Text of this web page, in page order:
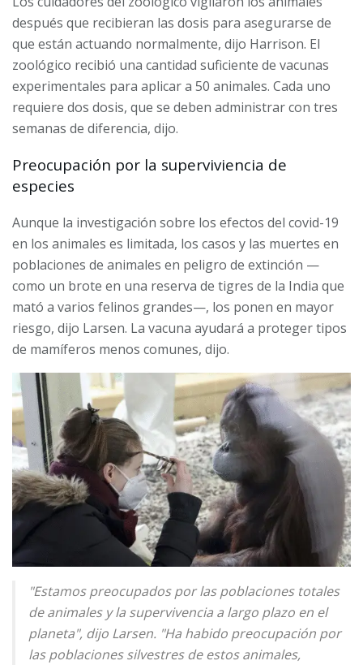
después que recibieran las dosis para asegurarse de
que están actuando normalmente, dijo Harrison. El
zoológico recibió una cantidad suficiente de vacunas
experimentales para aplicar a 50 animales. Cada uno
requiere dos dosis, que se deben administrar con tres
semanas de diferencia, dijo.
Preocupación por la superviviencia de
especies
Aunque la investigación sobre los efectos del covid-19
en los animales es limitada, los casos y las muertes en
poblaciones de animales en peligro de extinción —
como un brote en una reserva de tigres de la India que
mató a varios felinos grandes—, los ponen en mayor
riesgo, dijo Larsen. La vacuna ayudará a proteger tipos
de mamíferos menos comunes, dijo.
"Estamos preocupados por las poblaciones totales
de animales y la supervivencia a largo plazo en el
planeta", dijo Larsen. "Ha habido preocupación por
las poblaciones silvestres de estos animales,